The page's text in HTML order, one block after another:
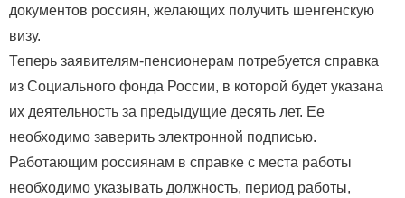
документов россиян, желающих получить шенгенскую
визу.
Теперь заявителям-пенсионерам потребуется справка
из Социального фонда России, в которой будет указана
их деятельность за предыдущие десять лет. Ее
необходимо заверить электронной подписью.
Работающим россиянам в справке с места работы
необходимо указывать должность, период работы,